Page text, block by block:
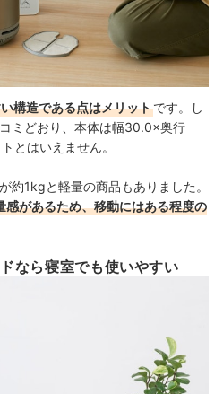
構造である点はメリットです。し
ミどおり、本体は幅30.0×奥行
とはいえません。
約1kgと軽量の商品もありました。
があるため、移動にはある程度の
なら寝室でも使いやすい